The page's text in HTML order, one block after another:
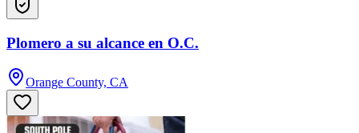
Plomero a su alcance en O.C.
Orange County, CA